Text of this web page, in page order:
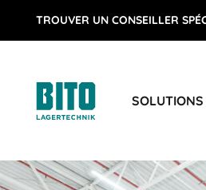
TROUVER UN CONSEILLER